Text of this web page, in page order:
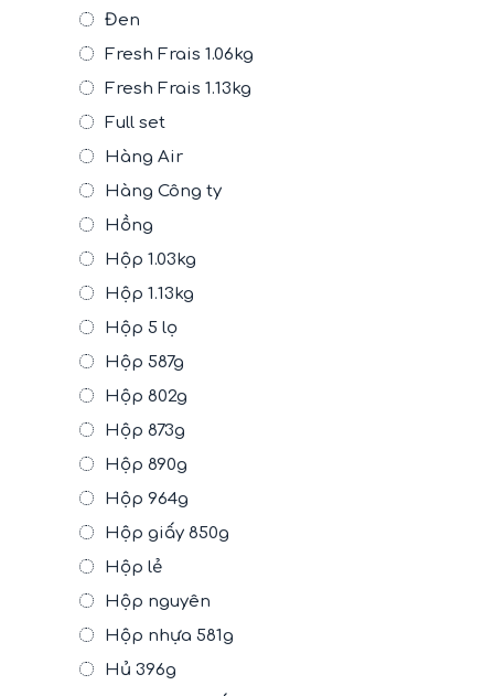
Đen
Fresh Frais 1.06kg
Fresh Frais 1.13kg
Full set
Hàng Air
Hàng Công ty
Hồng
Hộp 1.03kg
Hộp 1.13kg
Hộp 5 lọ
Hộp 587g
Hộp 802g
Hộp 873g
Hộp 890g
Hộp 964g
Hộp giấy 850g
Hộp lẻ
Hộp nguyên
Hộp nhựa 581g
Hủ 396g